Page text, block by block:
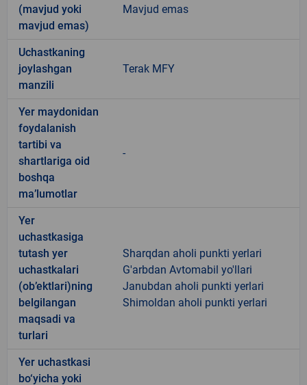
(mavjud yoki
mavjud emas)
Mavjud emas
Uchastkaning
joylashgan
manzili
Terak MFY
Yer maydonidan
foydalanish
tartibi va
shartlariga oid
boshqa
ma’lumotlar
-
Yer
uchastkasiga
tutash yer
uchastkalari
(ob’ektlari)ning
belgilangan
maqsadi va
turlari
Sharqdan aholi punkti yerlari
G'arbdan Avtomabil yo'llari
Janubdan aholi punkti yerlari
Shimoldan aholi punkti yerlari
Yer uchastkasi
bo‘yicha yoki